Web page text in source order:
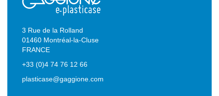
3 Rue de la Rolland
01460 Montréal-la-Cluse
FRANCE
+33 (0)4 74 76 12 66
plasticase@gaggione.com